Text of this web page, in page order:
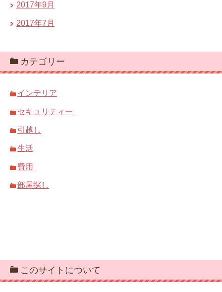
2017年9月
2017年7月
カテゴリー
インテリア
セキュリティー
引越し
生活
費用
部屋探し
このサイトについて